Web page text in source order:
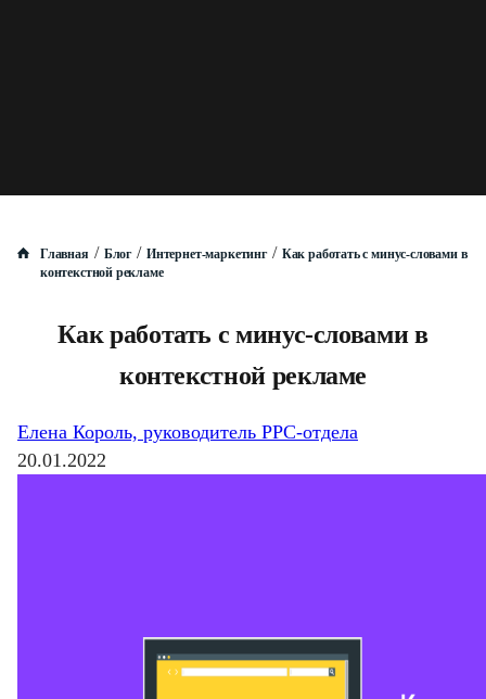
Главная / Блог / Интернет-маркетинг / Как работать с минус-словами в
контекстной рекламе
Как работать с минус-словами в
контекстной рекламе
Елена Король, руководитель PPC-отдела
20.01.2022